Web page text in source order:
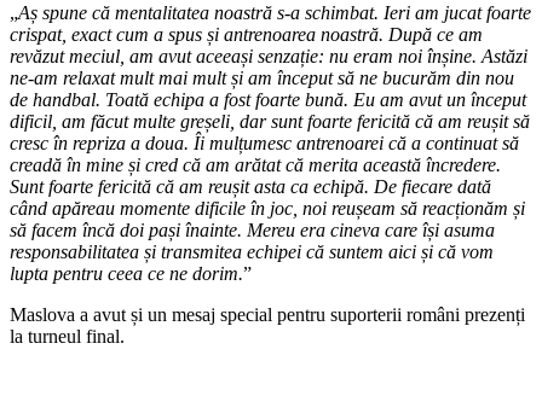
„Aș spune că mentalitatea noastră s-a schimbat. Ieri am jucat foarte
crispat, exact cum a spus și antrenoarea noastră. După ce am
revăzut meciul, am avut aceeași senzație: nu eram noi înșine. Astăzi
ne-am relaxat mult mai mult și am început să ne bucurăm din nou
de handbal. Toată echipa a fost foarte bună. Eu am avut un început
dificil, am făcut multe greșeli, dar sunt foarte fericită că am reușit să
cresc în repriza a doua. Îi mulțumesc antrenoarei că a continuat să
creadă în mine și cred că am arătat că merita această încredere.
Sunt foarte fericită că am reușit asta ca echipă. De fiecare dată
când apăreau momente dificile în joc, noi reușeam să reacționăm și
să facem încă doi pași înainte. Mereu era cineva care își asuma
responsabilitatea și transmitea echipei că suntem aici și că vom
lupta pentru ceea ce ne dorim.”
Maslova a avut și un mesaj special pentru suporterii români prezenți
la turneul final.